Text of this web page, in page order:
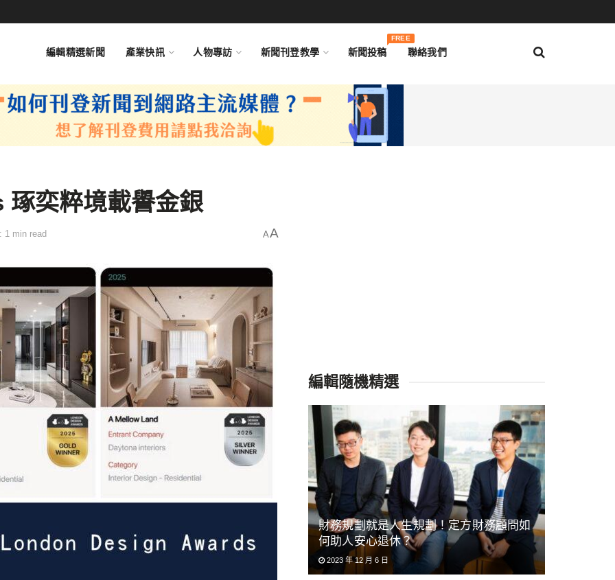
編輯精選新聞 產業快訊 人物專訪 新聞刊登教學 新聞投稿
FREE
聯絡我們
奕粹境載譽金銀
1 min read AA
編輯隨機精選
財務規劃就是人生規劃！定方財務顧問如
何助人安心退休？
2023 年 12 月 6 日